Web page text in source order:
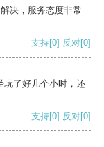
决，服务态度非常
支持[0] 反对[0]
玩了好几个小时，还
支持[0] 反对[0]